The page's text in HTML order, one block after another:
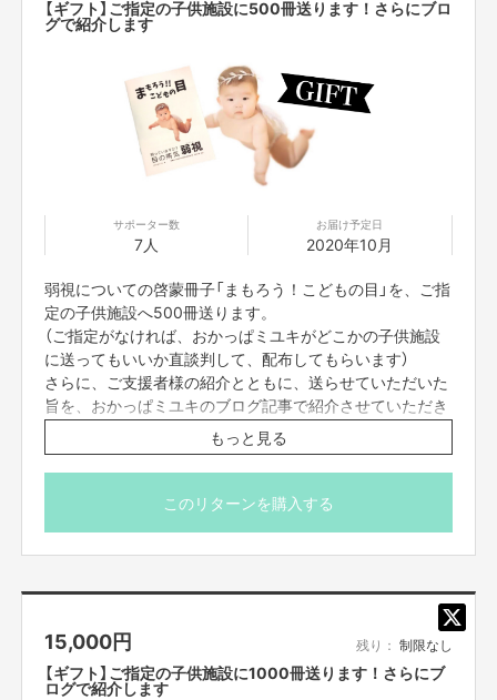
自分を責めてしまうことは、子供にとって、とても辛いものです。
しかし、できることも沢山あります。
そして、幸せに生きていくこともできます。
その証拠が、私です。
家族に囲まれて、
毎日幸せに暮らしています。
げられるのは、我々大人なのです。
「弱視」の存在を一人でも多くの方に知っていただき、早期発見できる子供
を増やすことによって、
子供たちの目と将来を守りたいと思って活動しています。
どうか、ご支援お願い致します。
お取引において開示要求があった場合速やかにお答えさせて頂きます。
【お問合せ先】
https://cf.fany.lol/users/message/view/26707
【ギフト】ご指定の子供施設に500冊送ります！さらにブロ
グで紹介します
サポーター数
7人
お届け予定日
2020年10月
弱視についての啓蒙冊子「まもろう！こどもの目」を、ご指
定の子供施設へ500冊送ります。
（ご指定がなければ、おかっぱミユキがどこかの子供施設
に送ってもいいか直談判して、配布してもらいます）
さらに、ご支援者様の紹介とともに、送らせていただいた
旨を、おかっぱミユキのブログ記事で紹介させていただき
ます。
「弱視」を子供の頃に発見して治療できれば、「見えるよう
になった」という事実が最高のギフトになります。
もっと見る
このリターンを購入する
15,000円 残り： 制限なし
【ギフト】ご指定の子供施設に1000冊送ります！さらにブ
ログで紹介します